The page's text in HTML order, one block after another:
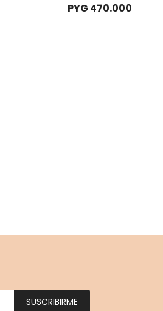
PYG 470.000
SUSCRIBIRME